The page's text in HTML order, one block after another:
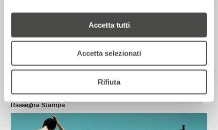
Accetta tutti
Accetta selezionati
Rifiuta
Corriere della sera – Io, tra Ferragni e
12 Luglio 2026
Rassegna Stampa